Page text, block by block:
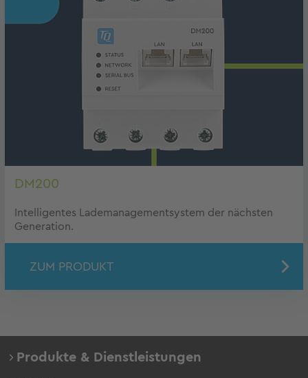
DM200
Intelligentes Lademanagementsystem der nächsten
Generation.
ZUM PRODUKT
Produkte & Dienstleistungen